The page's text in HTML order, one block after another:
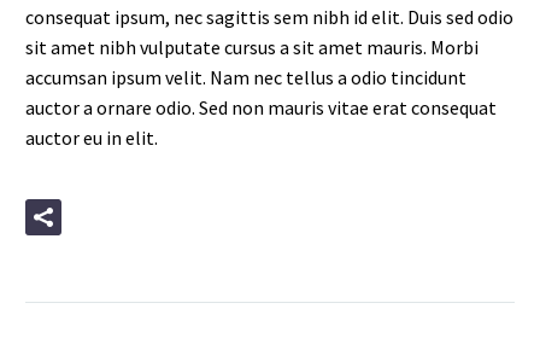
consequat ipsum, nec sagittis sem nibh id elit. Duis sed odio
sit amet nibh vulputate cursus a sit amet mauris. Morbi
accumsan ipsum velit. Nam nec tellus a odio tincidunt
auctor a ornare odio. Sed non mauris vitae erat consequat
auctor eu in elit.